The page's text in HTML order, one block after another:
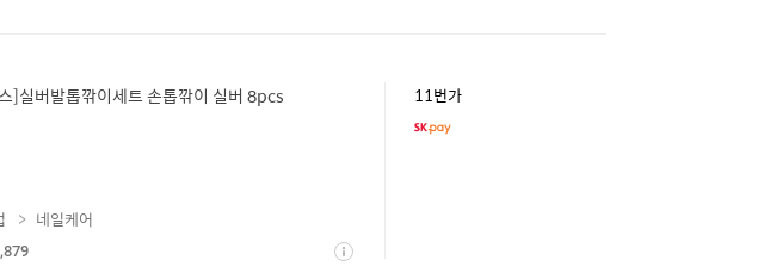
]실버발톱깎이세트 손톱깎이 실버 8pcs 11번가
상
네일케어